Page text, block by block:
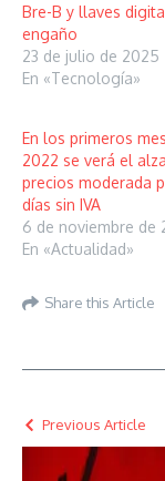
Bre-B y llaves
engaño
23 de julio de 2025
En «Tecnología»
En los primeros
2022 se verá el
precios moderada
días sin IVA
6 de noviembre de
En «Actualidad»
Share this Article
Previous Article